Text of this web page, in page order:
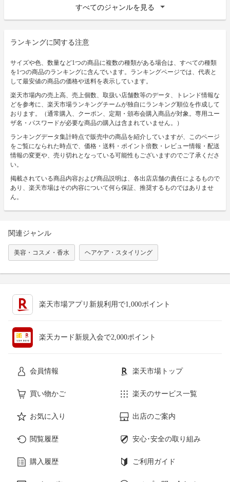
すべてのジャンルを見る
ランキングに関する注意
サイズや色、数量など1つの商品に複数の種類がある場合は、すべての種類
を1つの商品のランキングに含んでいます。ランキングページでは、代表と
して最安値の商品の価格や送料を表示しています。
楽天市場内の売上高、売上個数、取扱い店舗数等のデータ、トレンド情報な
どを参考に、楽天市場ランキングチームが独自にランキング順位を作成して
おります。（通常購入、クーポン、定期・頒布会購入商品が対象。専用ユー
ザ名・パスワードが必要な商品の購入は含まれていません。）
ランキングデータ集計時点で販売中の商品を紹介していますが、このページ
をご覧になられた時点で、価格・送料・ポイント倍数・レビュー情報・配送
情報の変更や、売り切れとなっている可能性もございますのでご了承くださ
い。
掲載されている商品内容および商品説明は、各出店店舗の責任によるもので
あり、楽天市場はその内容について何ら保証、推奨するものではありませ
ん。
関連ジャンル
美容・コスメ・香水 ヘアケア・スタイリング
楽天市場アプリ新規利用で1,000ポイント
楽天カード新規入会で2,000ポイント
会員情報 楽天市場トップ
買い物かご 楽天のサービス一覧
お気に入り 出店のご案内
閲覧履歴 安心･安全の取り組み
購入履歴 ご利用ガイド